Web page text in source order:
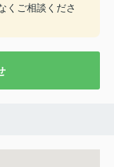
くご相談くださ